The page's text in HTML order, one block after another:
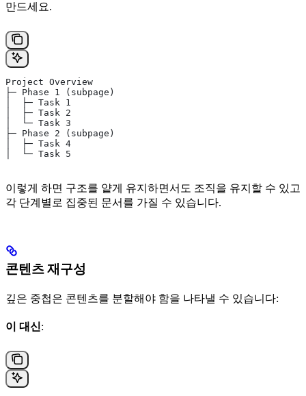
만드세요.
Project Overview
├─ Phase 1 (subpage)
│  ├─ Task 1
│  ├─ Task 2
│  └─ Task 3
├─ Phase 2 (subpage)
│  ├─ Task 4
│  └─ Task 5
이렇게 하면 구조를 얕게 유지하면서도 조직을 유지할 수 있고
각 단계별로 집중된 문서를 가질 수 있습니다.
콘텐츠 재구성
깊은 중첩은 콘텐츠를 분할해야 함을 나타낼 수 있습니다:
이 대신: